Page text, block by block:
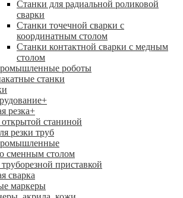
Станки для радиальной роликовой
сварки
Станки точечной сварки с
координатным столом
Станки контактной сварки с медным
столом
роботы
станки
+
резка+
станиной
резки труб
сменным столом
приставкой
сварка
маркеры